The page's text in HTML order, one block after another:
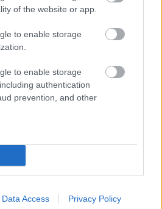
of the website or app.
to enable storage
to enable storage
authentication
prevention, and other
Data Access Privacy Policy